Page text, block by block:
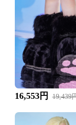
16,553円 19,439